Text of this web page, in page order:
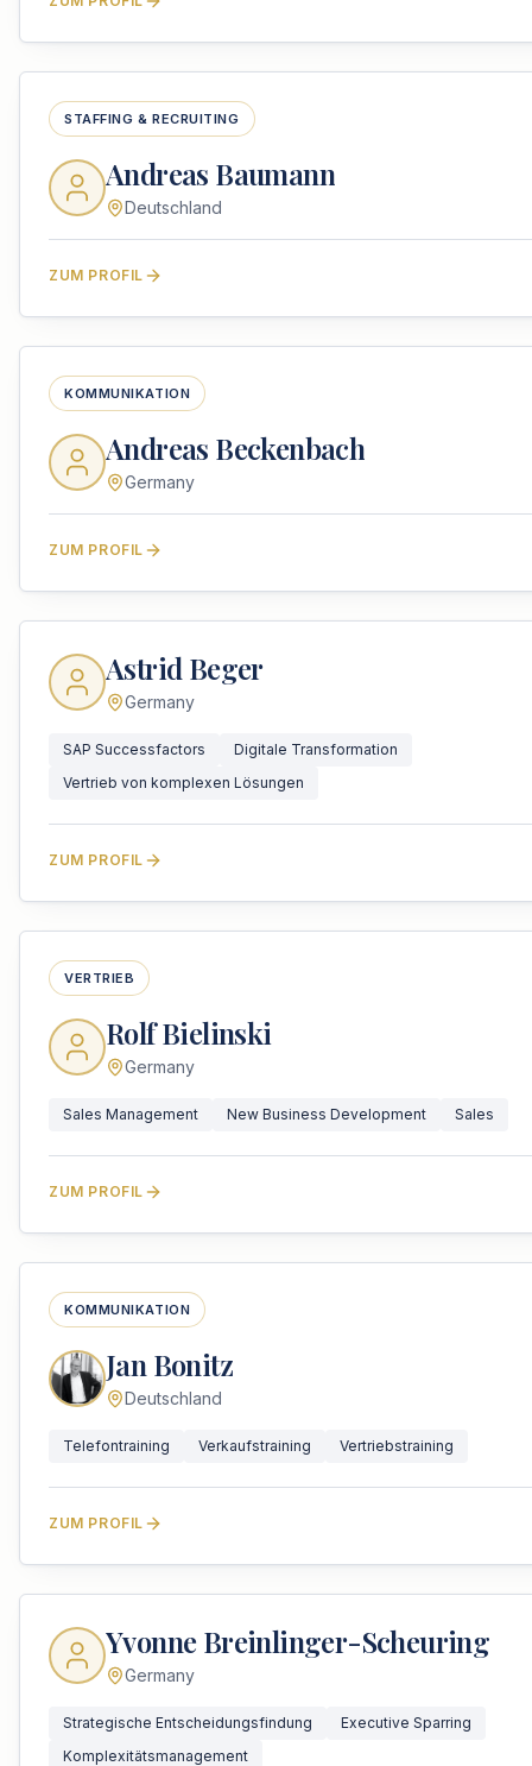
STAFFING & RECRUITING
Andreas Baumann
Deutschland
ZUM PROFIL
KOMMUNIKATION
Andreas Beckenbach
Germany
ZUM PROFIL
Astrid Beger
Germany
SAP Successfactors
Digitale Transformation
Vertrieb von komplexen Lösungen
ZUM PROFIL
VERTRIEB
Rolf Bielinski
Germany
Sales Management New Business Development Sales
ZUM PROFIL
KOMMUNIKATION
Jan Bonitz
Deutschland
Telefontraining Verkaufstraining Vertriebstraining
ZUM PROFIL
Yvonne Breinlinger-Scheuring
Germany
Strategische Entscheidungsfindung
Executive Sparring
Komplexitätsmanagement